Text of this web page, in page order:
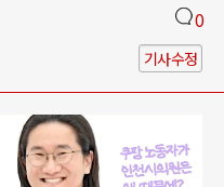
0
기사수정